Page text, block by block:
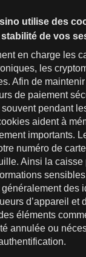
utilise des
de vos
en charge les
les
Afin de
de paiement
souvent pendant
aident à
importants.
numéro de
Ainsi la
des
d’appareil et
éléments
annulée ou